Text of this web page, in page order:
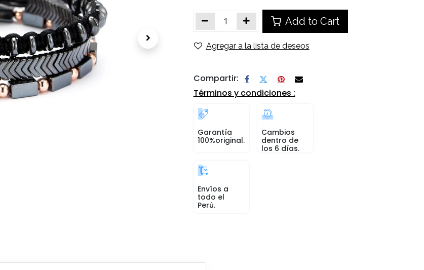
Add to Cart
Agregar a la lista de deseos
Compartir:
Términos y condiciones :
Garantía
100%original.
Cambios
dentro de
los 6 días.
Envíos a
todo el
Perú.